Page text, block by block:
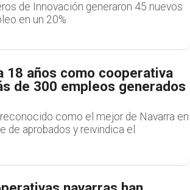
de Innovación generaron 45 nuevos
en un 20%
18 años como cooperativa
de 300 empleos generados
como el mejor de Navarra en
de aprobados y reivindica el